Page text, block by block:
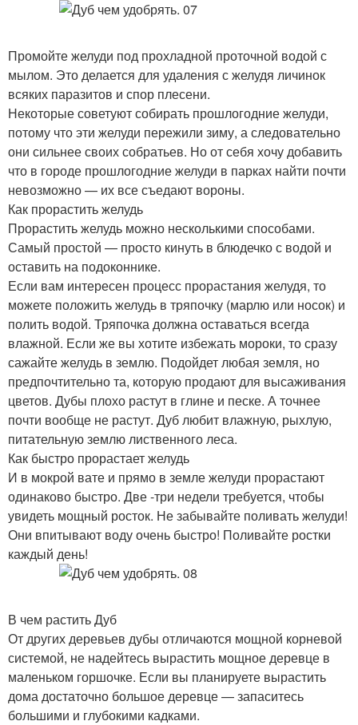
Промойте желуди под прохладной проточной водой с
мылом. Это делается для удаления с желудя личинок
всяких паразитов и спор плесени.
Некоторые советуют собирать прошлогодние желуди,
потому что эти желуди пережили зиму, а следовательно
они сильнее своих собратьев. Но от себя хочу добавить
что в городе прошлогодние желуди в парках найти почти
невозможно — их все съедают вороны.
Как прорастить желудь
Прорастить желудь можно несколькими способами.
Самый простой — просто кинуть в блюдечко с водой и
оставить на подоконнике.
Если вам интересен процесс прорастания желудя, то
можете положить желудь в тряпочку (марлю или носок) и
полить водой. Тряпочка должна оставаться всегда
влажной. Если же вы хотите избежать мороки, то сразу
сажайте желудь в землю. Подойдет любая земля, но
предпочтительно та, которую продают для высаживания
цветов. Дубы плохо растут в глине и песке. А точнее
почти вообще не растут. Дуб любит влажную, рыхлую,
питательную землю лиственного леса.
Как быстро прорастает желудь
И в мокрой вате и прямо в земле желуди прорастают
одинаково быстро. Две -три недели требуется, чтобы
увидеть мощный росток. Не забывайте поливать желуди!
Они впитывают воду очень быстро! Поливайте ростки
каждый день!
В чем растить Дуб
От других деревьев дубы отличаются мощной корневой
системой, не надейтесь вырастить мощное деревце в
маленьком горшочке. Если вы планируете вырастить
дома достаточно большое деревце — запаситесь
большими и глубокими кадками.